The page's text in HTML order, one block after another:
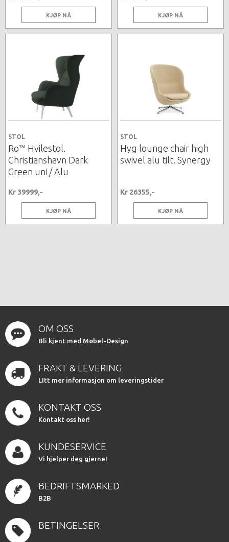
KJØP NÅ KJØP NÅ
STOL
Ro™ Hvilestol.
Christianshavn Dark
Green uni / Alu
Kr 39999,-
KJØP NÅ
STOL
Hyg lounge chair high
swivel alu tilt. Synergy
Kr 26355,-
KJØP NÅ
OM OSS
Bli kjent med Møbel-Design
FRAKT & LEVERING
LItt mer informasjon om leveringstider
KONTAKT OSS
Kontakt oss her!
KUNDESERVICE
Vi hjelper deg gjerne!
BEDRIFTSMARKED
B2B
BETINGELSER